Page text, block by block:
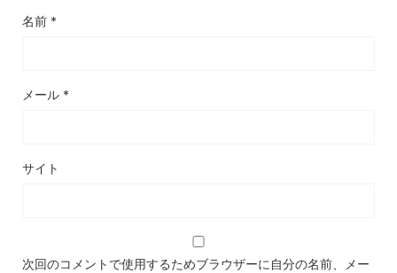
名前 *
メール *
サイト
次回のコメントで使用するためブラウザーに自分の名前、メー